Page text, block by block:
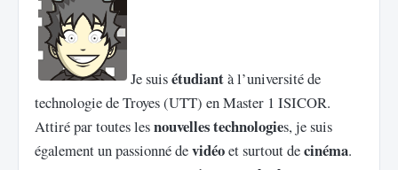
Je suisétudiantà l’université de
technologie de Troyes (UTT) en Master 1 ISICOR.
Attiré par toutes lesnouvelles technologies, je suis
également un passionné devidéoet surtout decinéma.